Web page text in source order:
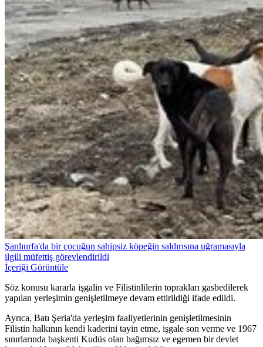
Şanlıurfa'da bir çocuğun sahipsiz köpeğin saldırısına uğramasıyla
ilgili müfettiş görevlendirildi
İçeriği Görüntüle
Söz konusu kararla işgalin ve Filistinlilerin toprakları gasbedilerek
yapılan yerleşimin genişletilmeye devam ettirildiği ifade edildi.
Ayrıca, Batı Şeria'da yerleşim faaliyetlerinin genişletilmesinin
Filistin halkının kendi kaderini tayin etme, işgale son verme ve 1967
sınırlarında başkenti Kudüs olan bağımsız ve egemen bir devlet